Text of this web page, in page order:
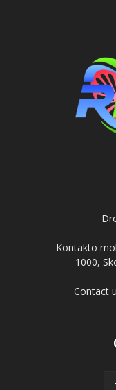
Kontakto
1000,
Contact